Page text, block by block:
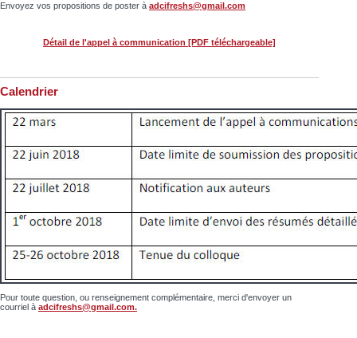
Envoyez vos propositions de poster à adcifreshs@gmail.com
Détail de l'appel à communication [PDF téléchargeable]
Calendrier
Pour toute question, ou renseignement complémentaire, merci d'envoyer un
courriel à adcifreshs@gmail.com.